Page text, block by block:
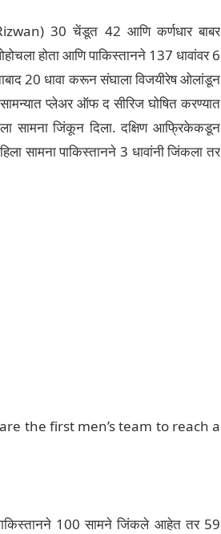
30 चेंडूत 42 आणि कर्णधार बाबर
होता आणि पाकिस्तानने 137 धावांवर 6
20 धावा करून संघाला विजयीरेष ओलांडून
सामन्यात प्लेअर ऑफ द सीरिज घोषित करण्यात
सामना जिंकून दिला. दक्षिण आफ्रिकेकडून
सामना पाकिस्तानने 3 धावांनी जिंकला तर
are the first men’s team to reach a
100 सामने जिंकले आहेत तर 59